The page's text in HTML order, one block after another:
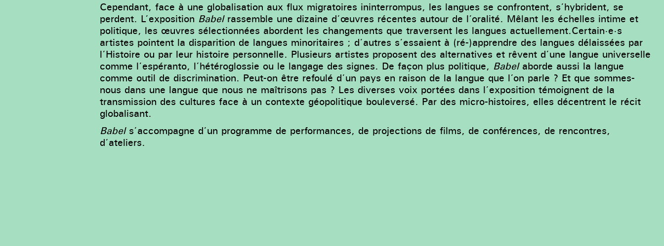
Cependant, face à une globalisation aux flux migratoires ininterrompus, les langues se confrontent, s’hybrident, se
perdent. L’exposition Babelrassemble une dizaine d’œuvres récentes autour de l’oralité. Mêlant les échelles intime et
politique, les œuvres sélectionnées abordent les changements que traversent les langues actuellement.Certain·e·s
artistes pointent la disparition de langues minoritaires ; d’autres s’essaient à (ré-)apprendre des langues délaissées par
l’Histoire ou par leur histoire personnelle. Plusieurs artistes proposent des alternatives et rêvent d’une langue universelle
comme l’espéranto, l’hétéroglossie ou le langage des signes. De façon plus politique, Babelaborde aussi la langue
comme outil de discrimination. Peut-on être refoulé d’un pays en raison de la langue que l’on parle ? Et que sommes-
nous dans une langue que nous ne maîtrisons pas ? Les diverses voix portées dans l’exposition témoignent de la
transmission des cultures face à un contexte géopolitique bouleversé. Par des micro-histoires, elles décentrent le récit
globalisant.
Babels’accompagne d’un programme de performances, de projections de films, de conférences, de rencontres,
d’ateliers.